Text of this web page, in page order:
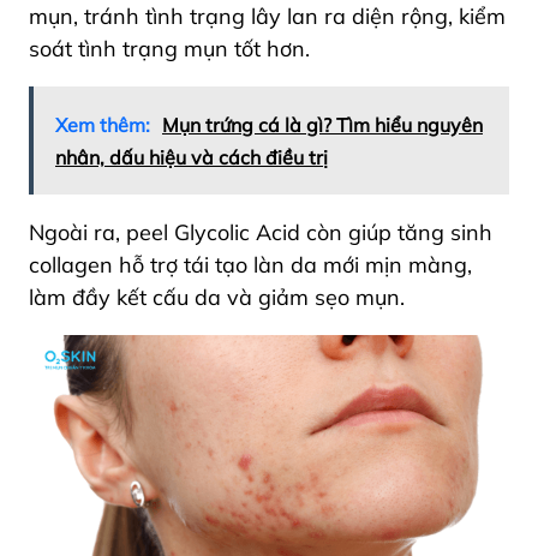
mụn, tránh tình trạng lây lan ra diện rộng, kiểm
soát tình trạng mụn tốt hơn.
Xem thêm: Mụn trứng cá là gì? Tìm hiểu nguyên
nhân, dấu hiệu và cách điều trị
Ngoài ra, peel Glycolic Acid còn giúp tăng sinh
collagen hỗ trợ tái tạo làn da mới mịn màng,
làm đầy kết cấu da và giảm sẹo mụn.